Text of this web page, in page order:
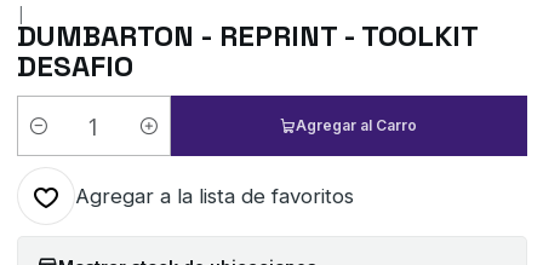
|
DUMBARTON - REPRINT - TOOLKIT
DESAFIO
Cantidad
Agregar al Carro
Agregar a la lista de favoritos